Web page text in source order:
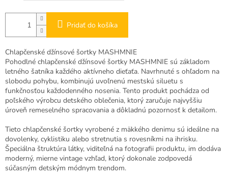
Pridať do košíka
Chlapčenské džínsové šortky MASHMNIE
Pohodlné chlapčenské džínsové šortky MASHMNIE sú základom
letného šatníka každého aktívneho dieťaťa. Navrhnuté s ohľadom na
slobodu pohybu, kombinujú uvoľnenú mestskú siluetu s
funkčnosťou každodenného nosenia. Tento produkt pochádza od
poľského výrobcu detského oblečenia, ktorý zaručuje najvyššiu
úroveň remeselného spracovania a dôkladnú pozornosť k detailom.
Tieto chlapčenské šortky vyrobené z mäkkého denimu sú ideálne na
dovolenky, cyklistiku alebo stretnutia s rovesníkmi na ihrisku.
Špeciálna štruktúra látky, viditeľná na fotografii produktu, im dodáva
moderný, mierne vintage vzhľad, ktorý dokonale zodpovedá
súčasným detským módnym trendom.